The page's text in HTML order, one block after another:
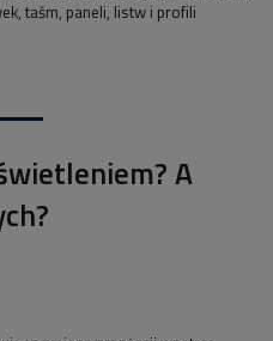
taśm, paneli, listw i profili
A